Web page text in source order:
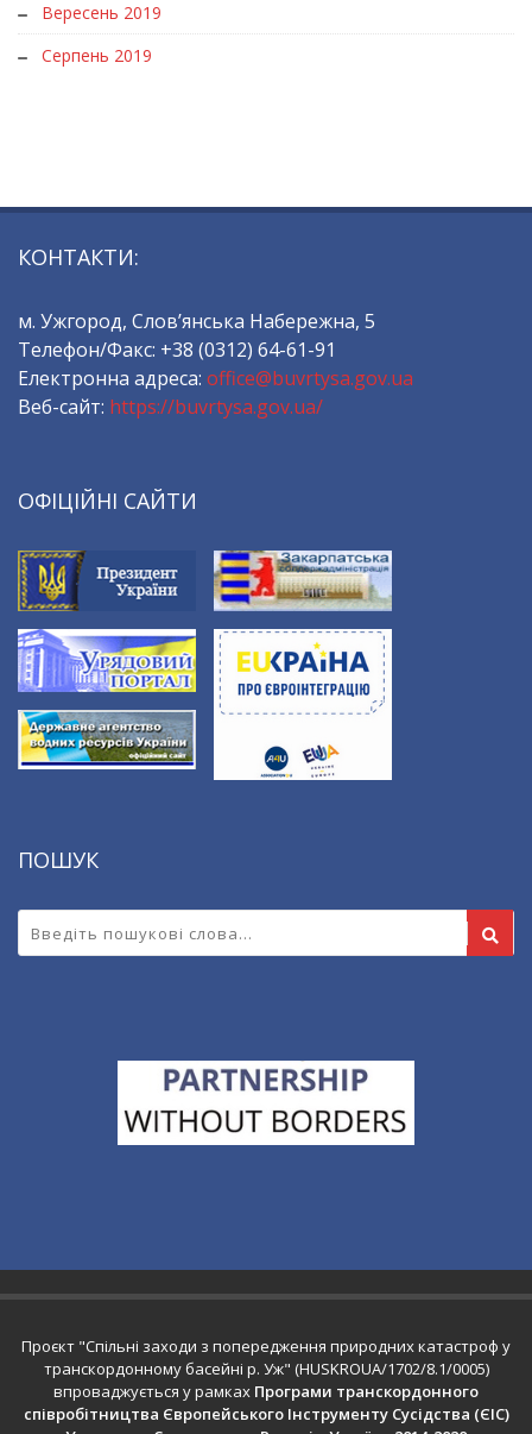
Вересень 2019
Серпень 2019
КОНТАКТИ:
м. Ужгород, Слов’янська Набережна, 5
Телефон/Факс: +38 (0312) 64-61-91
Електронна адреса: office@buvrtysa.gov.ua
Веб-сайт: https://buvrtysa.gov.ua/
ОФІЦІЙНІ САЙТИ
ПОШУК
Проєкт "Спільні заходи з попередження природних катастроф у
транскордонному басейні р. Уж" (HUSKROUA/1702/8.1/0005)
впроваджується у рамках Програми транскордонного
співробітництва Європейського Інструменту Сусідства (ЄІС)